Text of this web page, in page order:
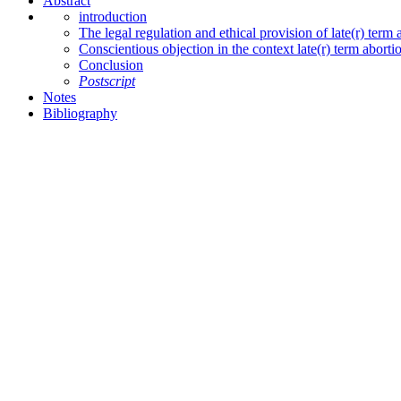
introduction
The legal regulation and ethical provision of late(r) term
Conscientious objection in the context late(r) term
Conclusion
Postscript
Notes
Bibliography